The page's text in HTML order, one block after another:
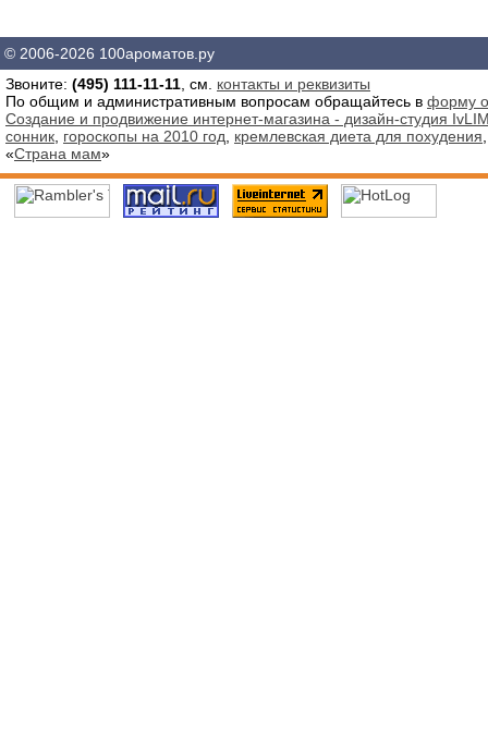
© 2006-2026 100ароматов.ру
Звоните: (495) 111-11-11 , см. контакты и реквизиты
По общим и административным вопросам обращайтесь в форму
Создание и продвижение интернет-магазина - дизайн-студия
сонник гороскопы на 2010 год кремлевская диета для похудения
«Страна мам»